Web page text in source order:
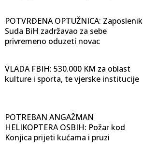
POTVRĐENA OPTUŽNICA: Zaposlenik
Suda BiH zadržavao za sebe
privremeno oduzeti novac
VLADA FBIH: 530.000 KM za oblast
kulture i sporta, te vjerske institucije
POTREBAN ANGAŽMAN
HELIKOPTERA OSBIH: Požar kod
Konjica prijeti kućama i pruzi